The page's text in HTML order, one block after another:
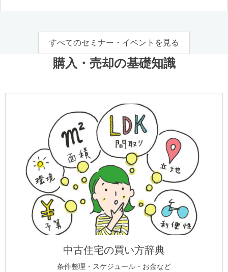
すべてのセミナー・イベントを見る
購入・売却の基礎知識
中古住宅の買い方辞典
条件整理・スケジュール・お金など